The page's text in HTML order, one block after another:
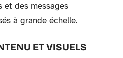
des messages
à grande échelle.
ET VISUELS